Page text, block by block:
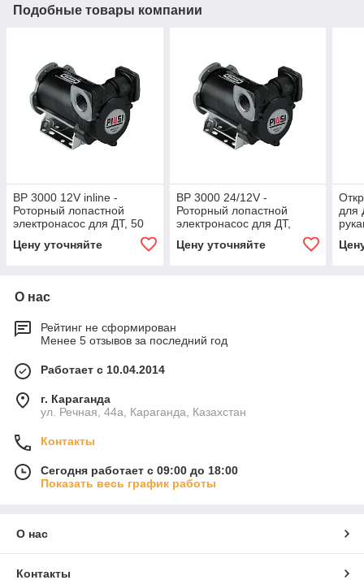
Подобные товары компании
BP 3000 12V inline -
Роторный лопастной
электронасос для ДТ, 50
эл.комп.) PIUSI
Цену уточняйте
BP 3000 24/12V -
Роторный лопастной
электронасос для ДТ,
50/30 л/мин (3/4" BSP; без
эл.комп.) PIUSI
Цену уточняйте
для
О нас
Рейтинг не сформирован
Менее 5 отзывов за последний год
Работает с 10.04.2014
г. Караганда
ул. Речная, 44а, Караганда, Казахстан
Контакты
Сегодня работает с 09:00 до 18:00
Показать весь график работы
О нас
Контакты